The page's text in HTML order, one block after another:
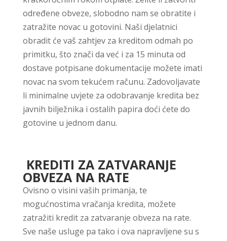
određene obveze, slobodno nam se obratite i
zatražite novac u gotovini. Naši djelatnici
obradit će vaš zahtjev za kreditom odmah po
primitku, što znači da već i za 15 minuta od
dostave potpisane dokumentacije možete imati
novac na svom tekućem računu. Zadovoljavate
li minimalne uvjete za odobravanje kredita bez
javnih bilježnika i ostalih papira doći ćete do
gotovine u jednom danu.
KREDITI ZA ZATVARANJE
OBVEZA NA RATE
Ovisno o visini vaših primanja, te
mogućnostima vračanja kredita, možete
zatražiti kredit za zatvaranje obveza na rate.
Sve naše usluge pa tako i ova napravljene su s